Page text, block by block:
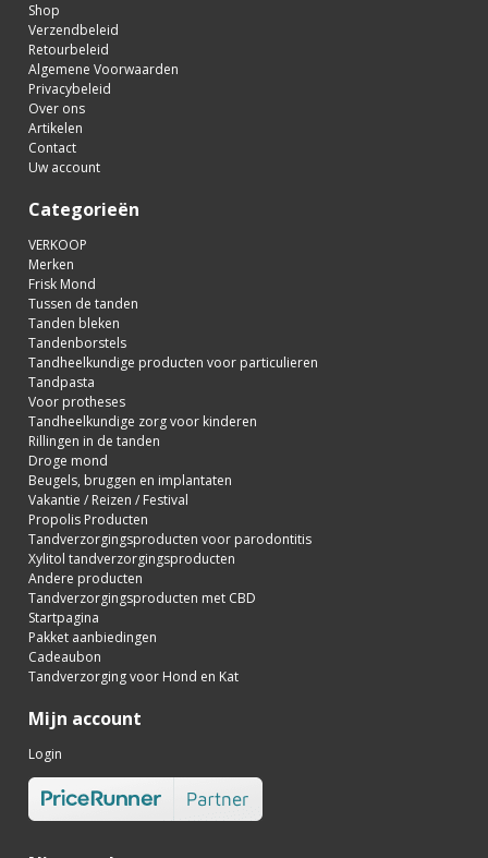
Shop
Verzendbeleid
Retourbeleid
Algemene Voorwaarden
Privacybeleid
Over ons
Artikelen
Contact
Uw account
Categorieën
VERKOOP
Merken
Frisk Mond
Tussen de tanden
Tanden bleken
Tandenborstels
Tandheelkundige producten voor particulieren
Tandpasta
Voor protheses
Tandheelkundige zorg voor kinderen
Rillingen in de tanden
Droge mond
Beugels, bruggen en implantaten
Vakantie / Reizen / Festival
Propolis Producten
Tandverzorgingsproducten voor parodontitis
Xylitol tandverzorgingsproducten
Andere producten
Tandverzorgingsproducten met CBD
Startpagina
Pakket aanbiedingen
Cadeaubon
Tandverzorging voor Hond en Kat
Mijn account
Login